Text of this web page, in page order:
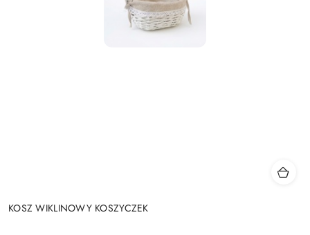
KOSZ WIKLINOWY KOSZYCZEK